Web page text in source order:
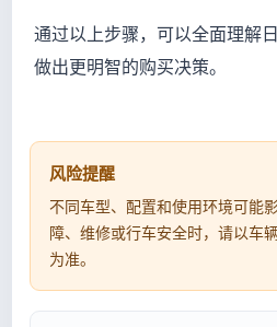
通过以上步骤，可以全面理解
做出更明智的购买决策。
风险提醒
不同车型、配置和使用环境可能
障、维修或行车安全时，请以车
为准。